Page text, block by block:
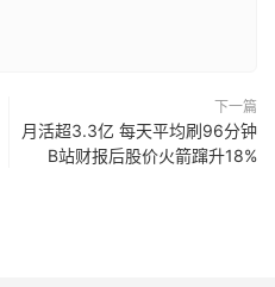
下一篇
月活超3.3亿 每天平均刷96分钟
B站财报后股价火箭蹿升18%